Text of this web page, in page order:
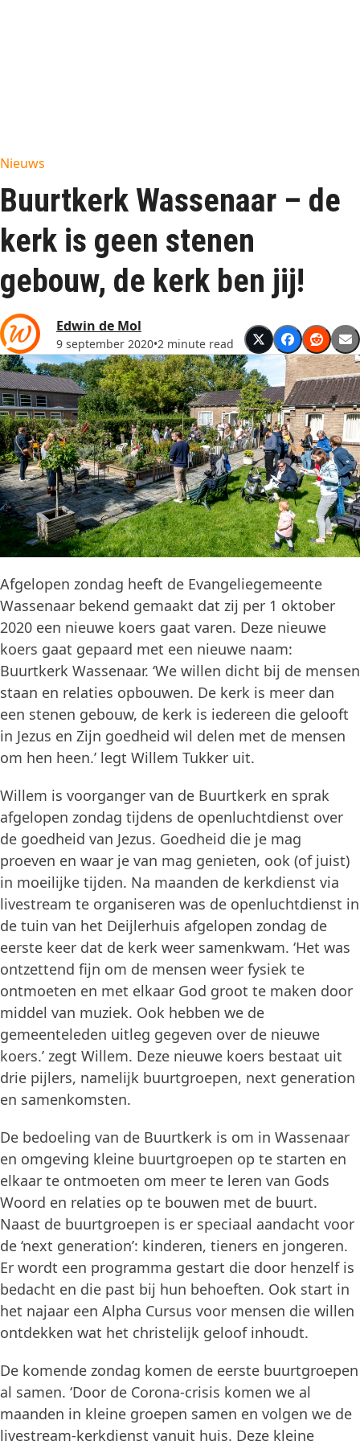
Nieuws
Buurtkerk Wassenaar – de
kerk is geen stenen
gebouw, de kerk ben jij!
Edwin de Mol
9 september 2020•2 minute read
Afgelopen zondag heeft de Evangeliegemeente
Wassenaar bekend gemaakt dat zij per 1 oktober
2020 een nieuwe koers gaat varen. Deze nieuwe
koers gaat gepaard met een nieuwe naam:
Buurtkerk Wassenaar. ‘We willen dicht bij de mensen
staan en relaties opbouwen. De kerk is meer dan
een stenen gebouw, de kerk is iedereen die gelooft
in Jezus en Zijn goedheid wil delen met de mensen
om hen heen.’ legt Willem Tukker uit.
Willem is voorganger van de Buurtkerk en sprak
afgelopen zondag tijdens de openluchtdienst over
de goedheid van Jezus. Goedheid die je mag
proeven en waar je van mag genieten, ook (of juist)
in moeilijke tijden. Na maanden de kerkdienst via
livestream te organiseren was de openluchtdienst in
de tuin van het Deijlerhuis afgelopen zondag de
eerste keer dat de kerk weer samenkwam. ‘Het was
ontzettend fijn om de mensen weer fysiek te
ontmoeten en met elkaar God groot te maken door
middel van muziek. Ook hebben we de
gemeenteleden uitleg gegeven over de nieuwe
koers.’ zegt Willem. Deze nieuwe koers bestaat uit
drie pijlers, namelijk buurtgroepen, next generation
en samenkomsten.
De bedoeling van de Buurtkerk is om in Wassenaar
en omgeving kleine buurtgroepen op te starten en
elkaar te ontmoeten om meer te leren van Gods
Woord en relaties op te bouwen met de buurt.
Naast de buurtgroepen is er speciaal aandacht voor
de ‘next generation’: kinderen, tieners en jongeren.
Er wordt een programma gestart die door henzelf is
bedacht en die past bij hun behoeften. Ook start in
het najaar een Alpha Cursus voor mensen die willen
ontdekken wat het christelijk geloof inhoudt.
De komende zondag komen de eerste buurtgroepen
al samen. ‘Door de Corona-crisis komen we al
maanden in kleine groepen samen en volgen we de
livestream-kerkdienst vanuit huis. Deze kleine